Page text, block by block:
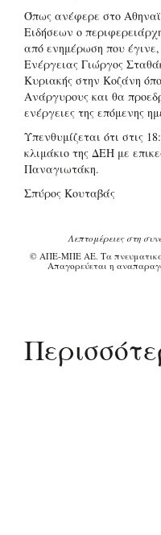
Όπως ανέφερε στο
Ειδήσεων ο
από ενημέρωση που
Ενέργειας Γιώργος
Κυριακής στην Κοζάνη
Ανάργυρους και θα
ενέργειες της επόμενης
Υπενθυμίζεται ότι στις
κλιμάκιο της ΔΕΗ με
Παναγιωτάκη.
Σπύρος Κουταβάς
Λεπτομέρειες στη
© ΑΠΕ-ΜΠΕ ΑΕ. Τα
Απαγορεύεται η